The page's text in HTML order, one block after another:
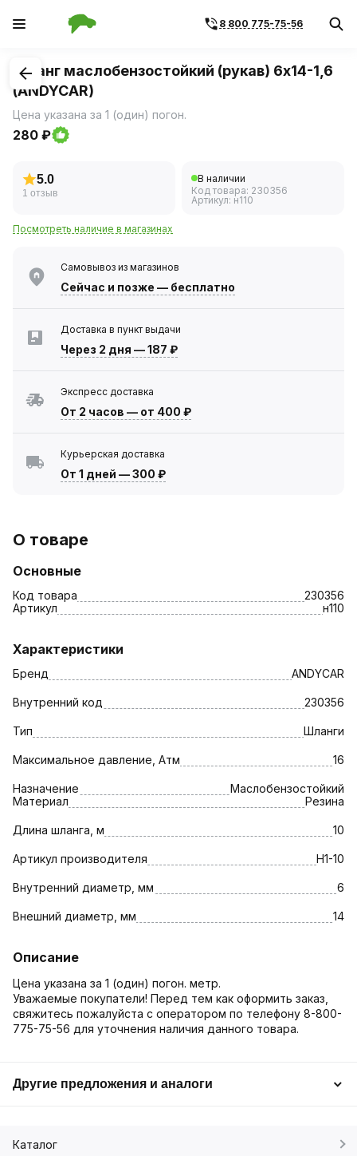
8 800 775-75-56
1/1
Шланг маслобензостойкий (рукав) 6х14-1,6
(ANDYCAR)
Цена указана за 1 (один) погон.
280 ₽
5.0
1 отзыв
В наличии
Код товара: 230356
Артикул: н110
Посмотреть наличие в магазинах
Самовывоз из магазинов
Сейчас и позже — бесплатно
Доставка в пункт выдачи
Через 2 дня —187 ₽
Экспресс доставка
От 2 часов — от 400 ₽
Курьерская доставка
От 1 дней —300 ₽
О товаре
Основные
Код товара
230356
Артикул
н110
Характеристики
Бренд ANDYCAR
Внутренний код 230356
Тип Шланги
Максимальное давление, Атм 16
Назначение
Маслобензостойкий
Материал
Резина
Длина шланга, м 10
Артикул производителя Н1-10
Внутренний диаметр, мм 6
Внешний диаметр, мм 14
Описание
Цена указана за 1 (один) погон. метр.
Уважаемые покупатели! Перед тем как оформить заказ,
свяжитесь пожалуйста с оператором по телефону 8-800-
775-75-56 для уточнения наличия данного товара.
Другие предложения и аналоги
Каталог